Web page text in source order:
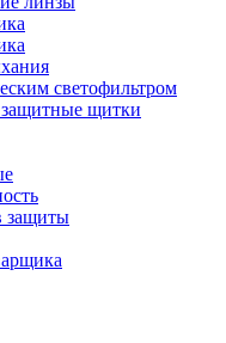
светофильтром
щитки
защиты